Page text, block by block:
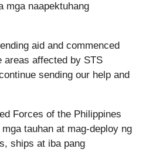
mga naapektuhang
aid and commenced
areas affected by STS
sending our help and
Forces of the Philippines
tauhan at mag-deploy ng
ships at iba pang